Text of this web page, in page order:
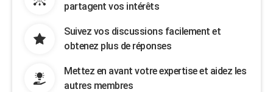
partagent vos intérêts
Suivez vos discussions facilement et
obtenez plus de réponses
Mettez en avant votre expertise et aidez les
autres membres